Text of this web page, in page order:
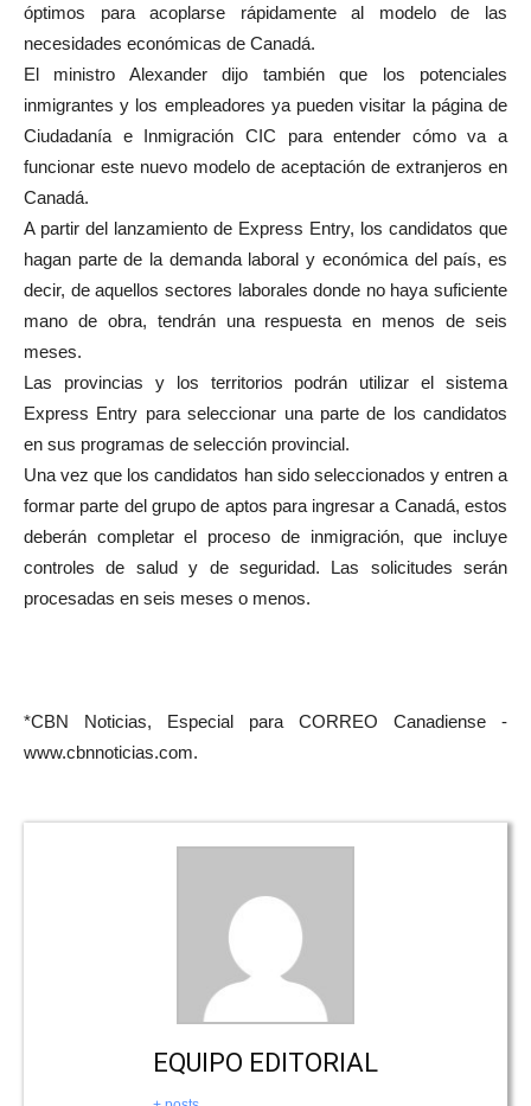
óptimos para acoplarse rápidamente al modelo de las
necesidades económicas de Canadá.
El ministro Alexander dijo también que los potenciales
inmigrantes y los empleadores ya pueden visitar la página de
Ciudadanía e Inmigración CIC para entender cómo va a
funcionar este nuevo modelo de aceptación de extranjeros en
Canadá.
A partir del lanzamiento de Express Entry, los candidatos que
hagan parte de la demanda laboral y económica del país, es
decir, de aquellos sectores laborales donde no haya suficiente
mano de obra, tendrán una respuesta en menos de seis
meses.
Las provincias y los territorios podrán utilizar el sistema
Express Entry para seleccionar una parte de los candidatos
en sus programas de selección provincial.
Una vez que los candidatos han sido seleccionados y entren a
formar parte del grupo de aptos para ingresar a Canadá, estos
deberán completar el proceso de inmigración, que incluye
controles de salud y de seguridad. Las solicitudes serán
procesadas en seis meses o menos.
*CBN Noticias, Especial para CORREO Canadiense -
www.cbnnoticias.com.
EQUIPO EDITORIAL